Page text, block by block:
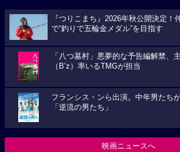
『つりこまち』2026年秋公開決定！
で“釣りで五輪金メダル”を目指す
「八つ墓村」悪夢的な予告編解禁、
（B’z）率いるTMGが担当
フランシス・ンら出演。中年男たち
「逆流の男たち」
映画ニュースへ